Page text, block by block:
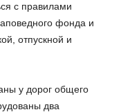
с правилами
фонда и
отпускной и
у дорог общего
два